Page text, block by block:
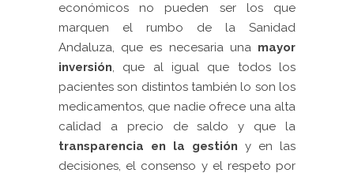
económicos no pueden ser los que
marquen el rumbo de la Sanidad
Andaluza, que es necesaria una mayor
inversión, que al igual que todos los
pacientes son distintos también lo son los
medicamentos, que nadie ofrece una alta
calidad a precio de saldo y que la
transparencia en la gestión y en las
decisiones, el consenso y el respeto por